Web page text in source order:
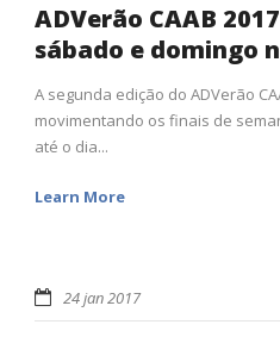
ADVerão CAAB
sábado e domingo
A segunda edição do ADVerão
movimentando os finais de
até o dia...
Learn More
24 jan 2017